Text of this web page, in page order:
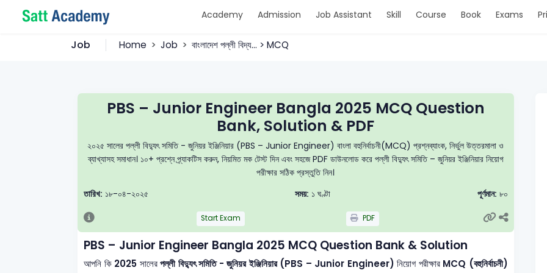
Academy Admission Job Assistant Skill Course Book Exams
Job Home Job বাংলাদেশ পল্লী বিদ্য... > MCQ
PBS – Junior Engineer Bangla 2025 MCQ Question
Bank, Solution & PDF
২০২৫ সালের পল্লী বিদ্যুৎ সমিতি - জুনিয়র ইঞ্জিনিয়ার (PBS – Junior Engineer) বাংলা বহুনির্বাচনী(MCQ) প্রশ্নব্যাংক, নির্ভুল উত্তরমালা ও
ব্যাখ্যাসহ সমাধান। ১০+ প্রশ্নে প্র্যাকটিস করুন, নিয়মিত মক টেস্ট দিন এবং সহজে PDF ডাউনলোড করে পল্লী বিদ্যুৎ সমিতি – জুনিয়র ইঞ্জিনিয়ার নিয়োগ
পরীক্ষার সঠিক প্রস্তুতি নিন।
তারিখ: ১৮-০৪-২০২৫ সময়: ১ ঘণ্টা পূর্ণমান: ৮০
Start Exam PDF
PBS – Junior Engineer Bangla 2025 MCQ Question Bank & Solution
আপনি কি 2025 সালেরপল্লী বিদ্যুৎ সমিতি - জুনিয়র ইঞ্জিনিয়ার (PBS – Junior Engineer)নিয়োগ পরীক্ষার MCQ (বহুনির্বাচনী)